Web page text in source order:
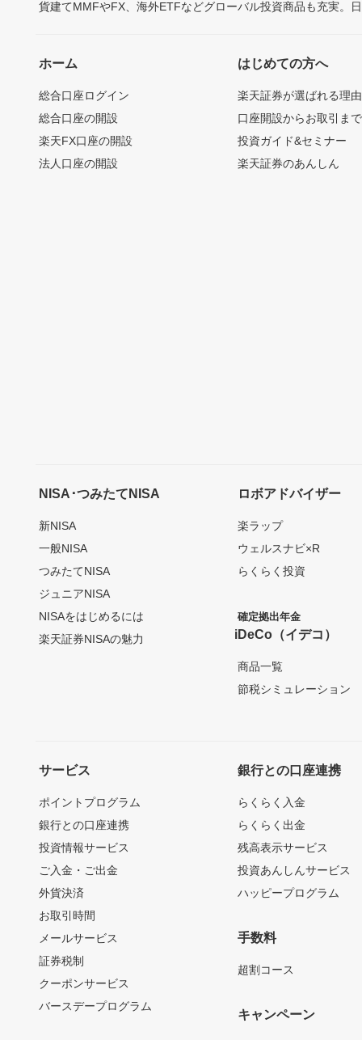
貨建てMMFやFX、海外ETFなどグローバル投資商品も充実。
ホーム
総合口座ログイン
総合口座の開設
楽天FX口座の開設
法人口座の開設
はじめての方へ
楽天証券が選ばれる理由
口座開設からお取引ま
投資ガイド&セミナー
楽天証券のあんしん
NISA･つみたてNISA
新NISA
一般NISA
つみたてNISA
ジュニアNISA
NISAをはじめるには
楽天証券NISAの魅力
ロボアドバイザー
楽ラップ
ウェルスナビ×R
らくらく投資
確定拠出年金
iDeCo（イデコ）
商品一覧
節税シミュレーション
サービス
ポイントプログラム
銀行との口座連携
投資情報サービス
ご入金・ご出金
外貨決済
お取引時間
メールサービス
証券税制
クーポンサービス
バースデープログラム
銀行との口座連携
らくらく入金
らくらく出金
残高表示サービス
投資あんしんサービス
ハッピープログラム
手数料
超割コース
キャンペーン